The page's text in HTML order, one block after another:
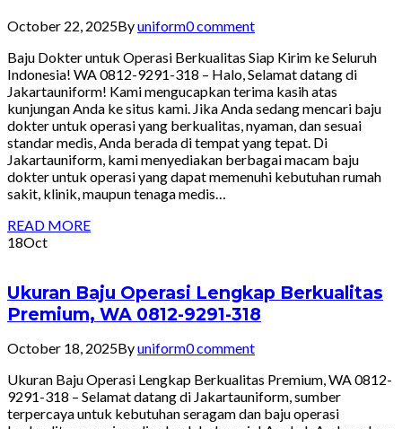
October 22, 2025Byuniform0 comment
Baju Dokter untuk Operasi Berkualitas Siap Kirim ke Seluruh
Indonesia! WA 0812-9291-318 – Halo, Selamat datang di
Jakartauniform! Kami mengucapkan terima kasih atas
kunjungan Anda ke situs kami. Jika Anda sedang mencari baju
dokter untuk operasi yang berkualitas, nyaman, dan sesuai
standar medis, Anda berada di tempat yang tepat. Di
Jakartauniform, kami menyediakan berbagai macam baju
dokter untuk operasi yang dapat memenuhi kebutuhan rumah
sakit, klinik, maupun tenaga medis…
READ MORE
18Oct
Ukuran Baju Operasi Lengkap Berkualitas
Premium, WA 0812-9291-318
October 18, 2025Byuniform0 comment
Ukuran Baju Operasi Lengkap Berkualitas Premium, WA 0812-
9291-318 – Selamat datang di Jakartauniform, sumber
terpercaya untuk kebutuhan seragam dan baju operasi